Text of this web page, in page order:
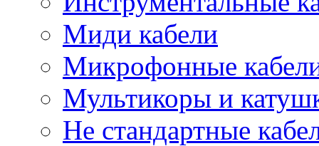
Миди кабели
Микрофонные
Мультикоры и
Не стандартные